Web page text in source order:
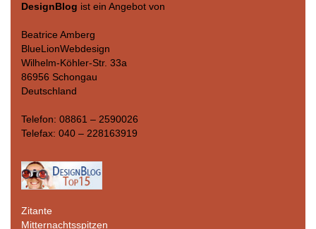
DesignBlog ist ein Angebot von
Beatrice Amberg
BlueLionWebdesign
Wilhelm-Köhler-Str. 33a
86956 Schongau
Deutschland
Telefon: 08861 – 2590026
Telefax: 040 – 228163919
Zitante
Mitternachtsspitzen